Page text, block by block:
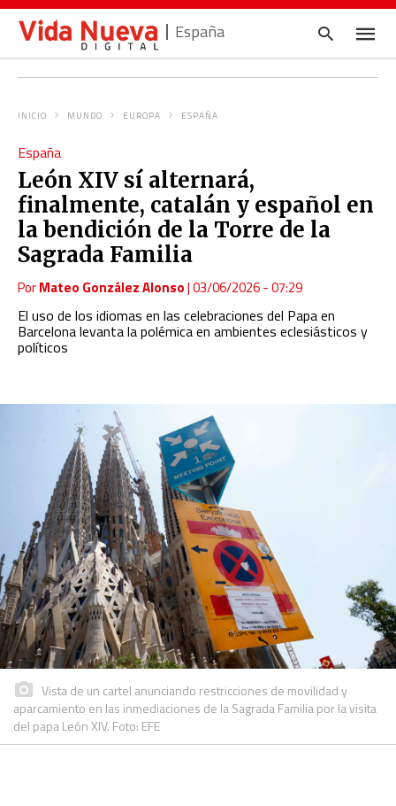
España
pulsa
en
INICIO MUNDO EUROPA ESPAÑA
España
León XIV sí alternará,
finalmente, catalán y español en
la bendición de la Torre de la
Sagrada Familia
PorMateo González Alonso|03/06/2026 - 07:29
El uso de los idiomas en las celebraciones del Papa en
Barcelona levanta la polémica en ambientes eclesiásticos y
políticos
Vista de un cartel anunciando restricciones de movilidad y
aparcamiento en las inmediaciones de la Sagrada Familia por la visita
del papa León XIV. Foto: EFE